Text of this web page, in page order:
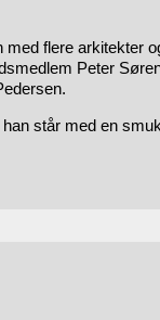
flere arkitekter
Peter
står med en